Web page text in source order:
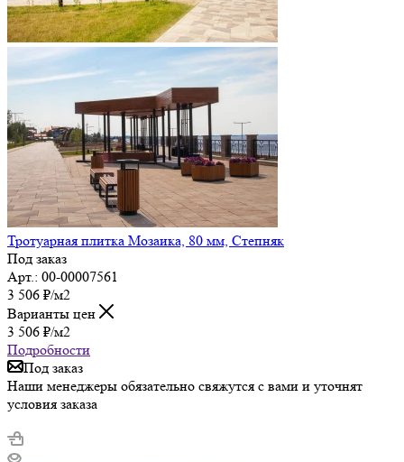
Тротуарная плитка Мозаика, 80 мм, Степняк
Под заказ
Арт.: 00-00007561
3 506 ₽/м2
Варианты цен
3 506 ₽/м2
Подробности
Под заказ
Наши менеджеры обязательно свяжутся с вами и уточнят
условия заказа